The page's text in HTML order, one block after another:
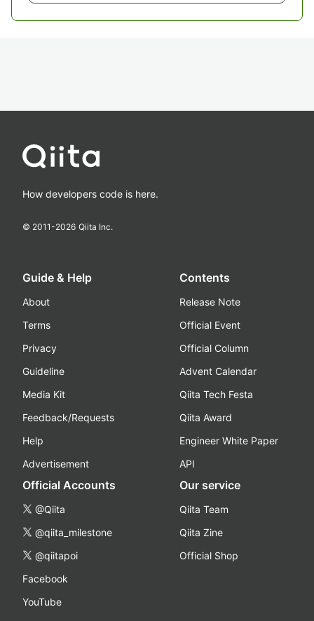
How developers code is here.
© 2011-2026 Qiita Inc.
Guide & Help
About
Terms
Privacy
Guideline
Media Kit
Feedback/Requests
Help
Advertisement
Contents
Release Note
Official Event
Official Column
Advent Calendar
Qiita Tech Festa
Qiita Award
Engineer White Paper
API
Official Accounts
@Qiita
@qiita_milestone
@qiitapoi
Facebook
YouTube
Our service
Qiita Team
Qiita Zine
Official Shop